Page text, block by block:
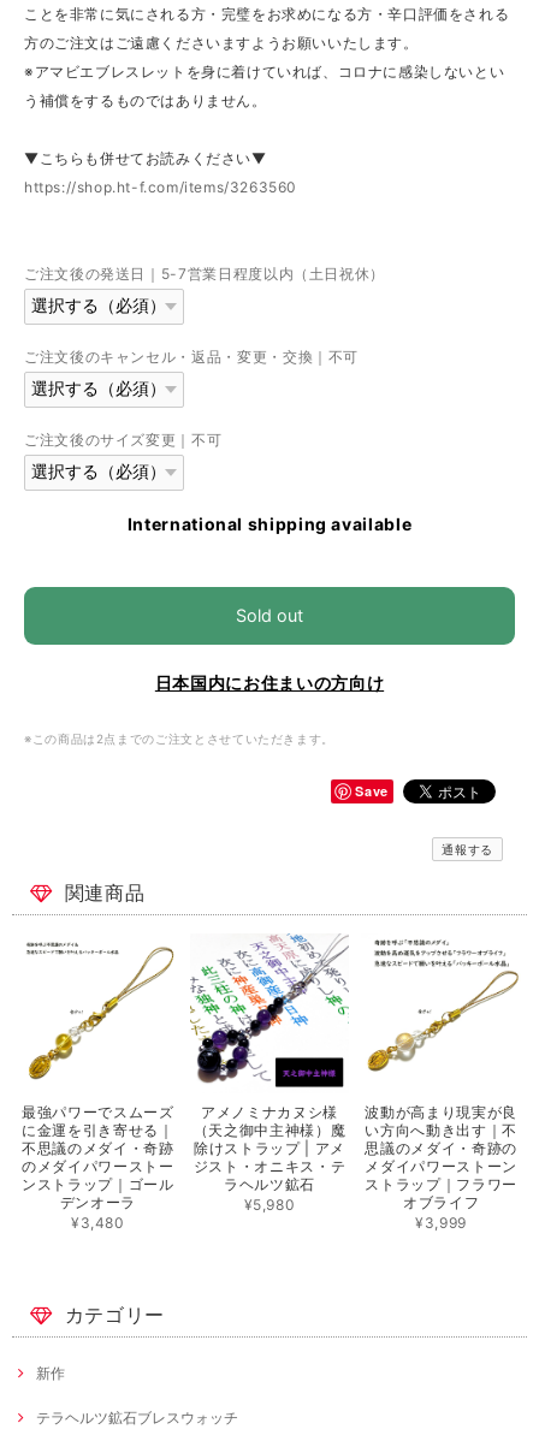
ことを非常に気にされる方・完璧をお求めになる方・辛口評価をされる
方のご注文はご遠慮くださいますようお願いいたします。
※アマビエブレスレットを身に着けていれば、コロナに感染しないとい
う補償をするものではありません。
▼こちらも併せてお読みください▼
https://shop.ht-f.com/items/3263560
ご注文後の発送日｜5-7営業日程度以内（土日祝休）
ご注文後のキャンセル・返品・変更・交換｜不可
ご注文後のサイズ変更｜不可
International shipping available
Sold out
日本国内にお住まいの方向け
※この商品は2点までのご注文とさせていただきます。
Save
通報する
関連商品
最強パワーでスムーズ
に金運を引き寄せる｜
不思議のメダイ・奇跡
のメダイパワーストー
ンストラップ｜ゴール
デンオーラ
¥3,480
アメノミナカヌシ様
（天之御中主神様）魔
除けストラップ | アメ
ジスト・オニキス・テ
ラヘルツ鉱石
¥5,980
波動が高まり現実が良
い方向へ動き出す｜不
思議のメダイ・奇跡の
メダイパワーストーン
ストラップ｜フラワー
オブライフ
¥3,999
カテゴリー
新作
テラヘルツ鉱石ブレスウォッチ